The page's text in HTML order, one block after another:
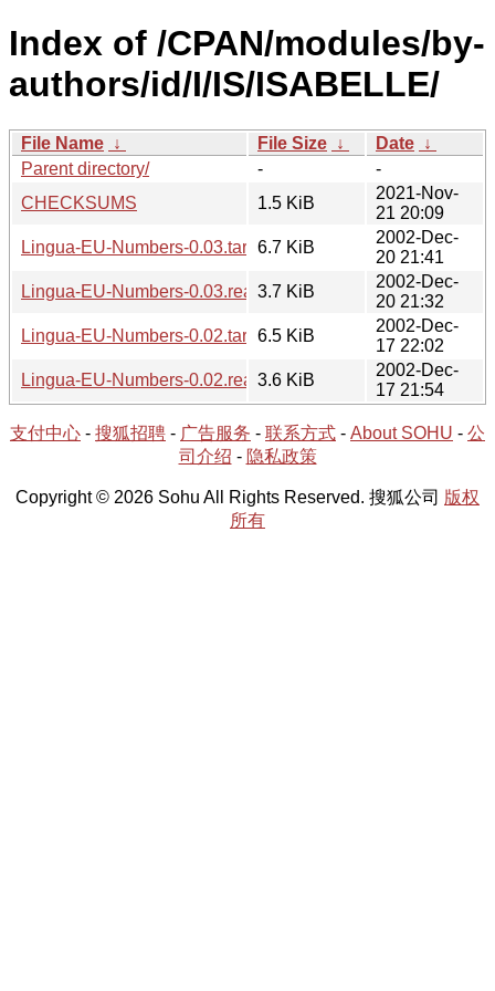
Index of /CPAN/modules/by-
authors/id/I/IS/ISABELLE/
File Name ↓ File Size ↓ Date ↓
Parent directory/
-
-
CHECKSUMS
1.5 KiB
2021-Nov-
21 20:09
Lingua-EU-Numbers-0.03.tar.gz6.7 KiB
2002-Dec-
20 21:41
Lingua-EU-Numbers-0.03.readme3.7 KiB
2002-Dec-
20 21:32
Lingua-EU-Numbers-0.02.tar.gz6.5 KiB
2002-Dec-
17 22:02
Lingua-EU-Numbers-0.02.readme3.6 KiB
2002-Dec-
17 21:54
支付中心 - 搜狐招聘 - 广告服务 - 联系方式 - About SOHU - 公
司介绍 - 隐私政策
Copyright © 2026 Sohu All Rights Reserved. 搜狐公司 版权
所有